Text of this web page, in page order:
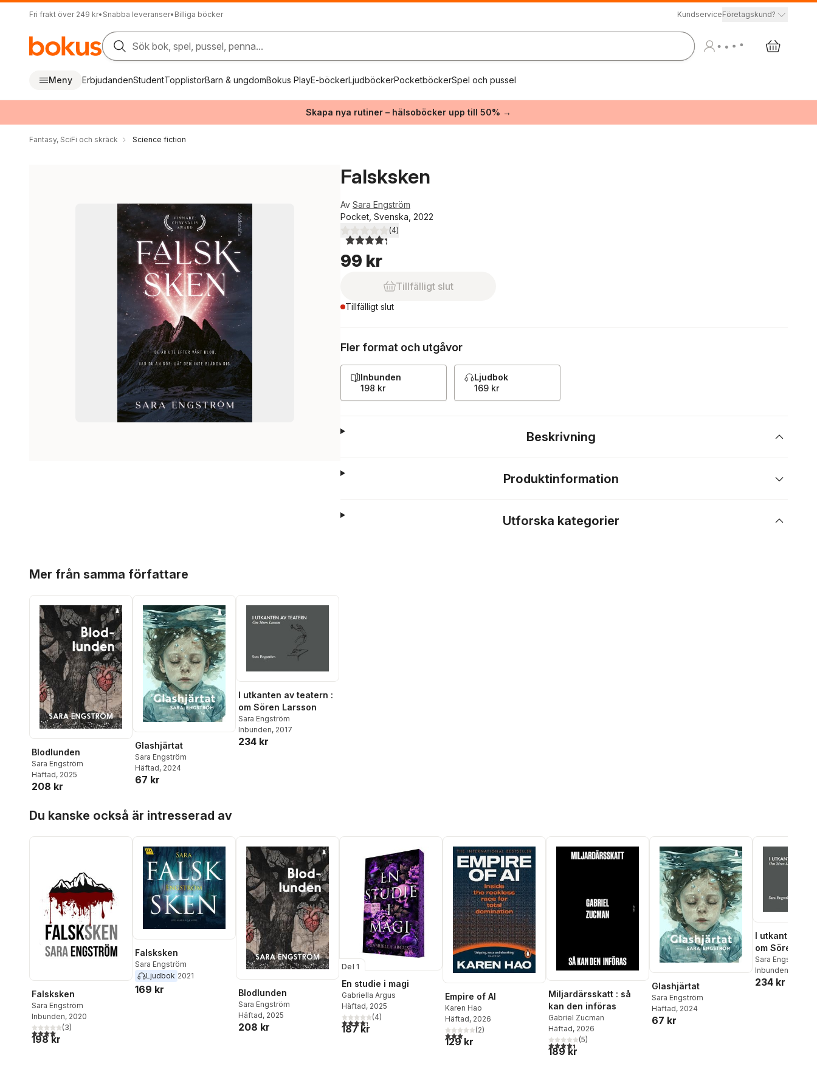
Fri frakt över 249 kr• Snabba leveranser• Billiga böcker KundserviceFöretagskund?
Sök bok, spel, pussel, penna...
Meny ErbjudandenStudentTopplistorBarn & ungdomBokus PlayE-böckerLjudböckerPocketböckerSpel och pussel
Skapa nya rutiner – hälsoböcker upp till 50% →
Fantasy, SciFi och skräck Science fiction
Falsksken
Av Sara Engström
Pocket, Svenska, 2022
4,3utav 5 stjärnor. Totalt antal röster:
(4)
99 kr
Tillfälligt slut
Tillfälligt slut
Fler format och utgåvor
Inbunden
198 kr
Ljudbok
169 kr
Beskrivning
Produktinformation
Utforska kategorier
Mer från samma författare
Blodlunden
Sara Engström
Häftad, 2025
208 kr
Glashjärtat
Sara Engström
Häftad, 2024
67 kr
I utkanten av teatern :
om Sören Larsson
Sara Engström
Inbunden, 2017
234 kr
Du kanske också är intresserad av
Falsksken
Sara Engström
Inbunden, 2020
4,0utav 5 stjärnor. Totalt antal röster:
(3)
198 kr
Falsksken
Sara Engström
Ljudbok 2021
169 kr Blodlunden
Sara Engström
Häftad, 2025
208 kr
Del 1
En studie i magi
Gabriella Argus
Häftad, 2025
4,3utav 5 stjärnor. Totalt antal röster:
(4)
187 kr
Empire of AI
Karen Hao
Häftad, 2026
3,0utav 5 stjärnor. Totalt antal röster:
(2)
129 kr
Miljardärsskatt : så
kan den införas
Gabriel Zucman
Häftad, 2026
4,4utav 5 stjärnor. Totalt antal röster:
(5)
189 kr
Glashjärtat
Sara Engström
Häftad, 2024
67 kr
I utkanten av
om Sören
Sara Engström
Inbunden
234 kr